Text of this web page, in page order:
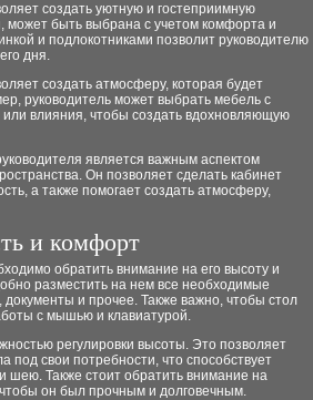
создать уютную и гостеприимную
быть выбрана с учетом комфорта и
и подлокотниками позволит руководителю
дня.
создать атмосферу, которая будет
руководитель может выбрать мебель с
влияния, чтобы создать вдохновляющую
является важным аспектом
Он позволяет сделать кабинет
а также помогает создать атмосферу,
и комфорт
обратить внимание на его высоту и
разместить на нем все необходимые
и прочее. Также важно, чтобы стол
с мышью и клавиатурой.
регулировки высоты. Это позволяет
под свои потребности, что способствует
шею. Также стоит обратить внимание на
чтобы он был прочным и долговечным.